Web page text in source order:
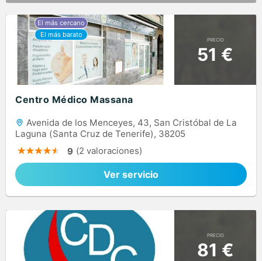
PRECIO
51 €
Centro Médico Massana
Avenida de los Menceyes, 43, San Cristóbal de La
Laguna (Santa Cruz de Tenerife), 38205
9 (2 valoraciones)
Ver servicio
PRECIO
81 €